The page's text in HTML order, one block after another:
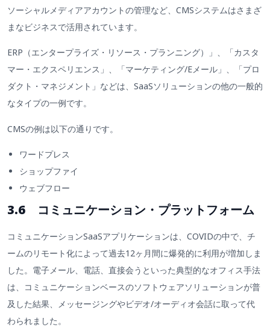
ソーシャルメディアアカウントの管理など、CMSシステムはさまざ
まなビジネスで活用されています。
ERP（エンタープライズ・リソース・プランニング）」、「カスタ
マー・エクスペリエンス」、「マーケティング/Eメール」、「プロ
ダクト・マネジメント」などは、SaaSソリューションの他の一般的
なタイプの一例です。
CMSの例は以下の通りです。
ワードプレス
ショップファイ
ウェブフロー
3.6 コミュニケーション・プラットフォーム
コミュニケーションSaaSアプリケーションは、COVIDの中で、チ
ームのリモート化によって過去12ヶ月間に爆発的に利用が増加しま
した。電子メール、電話、直接会うといった典型的なオフィス手法
は、コミュニケーションベースのソフトウェアソリューションが普
及した結果、メッセージングやビデオ/オーディオ会話に取って代
わられました。